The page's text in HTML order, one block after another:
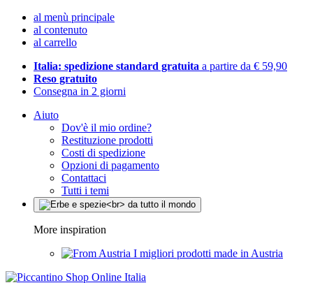
al menù principale
al contenuto
al carrello
Italia: spedizione standard gratuita a partire da € 59,90
Reso gratuito
Consegna in 2 giorni
Aiuto
Dov'è il mio ordine?
Restituzione prodotti
Costi di spedizione
Opzioni di pagamento
Contattaci
Tutti i temi
More inspiration
I migliori prodotti made in Austria